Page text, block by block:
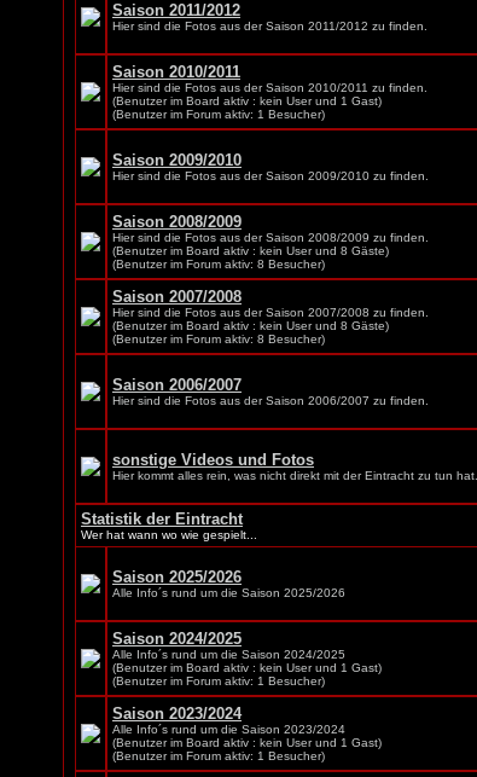
Saison 2011/2012
Hier sind die Fotos aus der Saison 2011/2012 zu finden.
Saison 2010/2011
Hier sind die Fotos aus der Saison 2010/2011 zu finden.
(Benutzer im Board aktiv : kein User und 1 Gast)
(Benutzer im Forum aktiv: 1 Besucher)
Saison 2009/2010
Hier sind die Fotos aus der Saison 2009/2010 zu finden.
Saison 2008/2009
Hier sind die Fotos aus der Saison 2008/2009 zu finden.
(Benutzer im Board aktiv : kein User und 8 Gäste)
(Benutzer im Forum aktiv: 8 Besucher)
Saison 2007/2008
Hier sind die Fotos aus der Saison 2007/2008 zu finden.
(Benutzer im Board aktiv : kein User und 8 Gäste)
(Benutzer im Forum aktiv: 8 Besucher)
Saison 2006/2007
Hier sind die Fotos aus der Saison 2006/2007 zu finden.
sonstige Videos und Fotos
Hier kommt alles rein, was nicht direkt mit der Eintracht zu tun hat.
Statistik der Eintracht
Wer hat wann wo wie gespielt...
Saison 2025/2026
Alle Info´s rund um die Saison 2025/2026
Saison 2024/2025
Alle Info´s rund um die Saison 2024/2025
(Benutzer im Board aktiv : kein User und 1 Gast)
(Benutzer im Forum aktiv: 1 Besucher)
Saison 2023/2024
Alle Info´s rund um die Saison 2023/2024
(Benutzer im Board aktiv : kein User und 1 Gast)
(Benutzer im Forum aktiv: 1 Besucher)